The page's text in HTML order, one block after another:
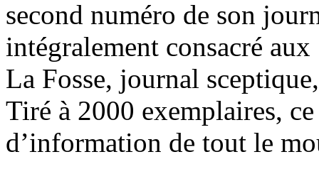
second numéro de son
intégralement consacré
La Fosse, journal
Tiré à 2000 exemplaires,
d’information de tout le